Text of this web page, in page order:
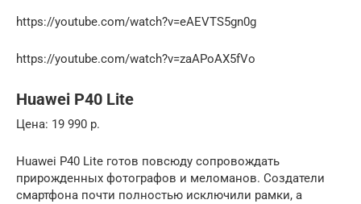
https://youtube.com/watch?v=eAEVTS5gn0g
https://youtube.com/watch?v=zaAPoAX5fVo
Huawei P40 Lite
Цена: 19 990 р.
Huawei P40 Lite готов повсюду сопровождать
прирожденных фотографов и меломанов. Создатели
смартфона почти полностью исключили рамки, а